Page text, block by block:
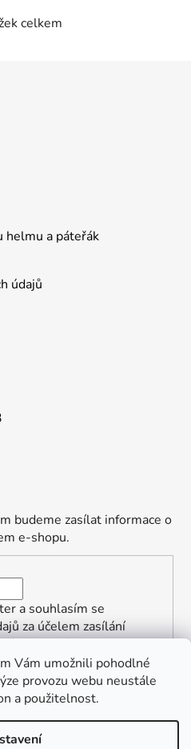
Vám umožnili pohodlné
provozu webu neustále
a použitelnost.
Ovládací prvky výpisu
celkem
helmu a páteřák
údajů
budeme zasílat informace o
e-shopu.
a souhlasím se
za účelem zasílání
a slevách.